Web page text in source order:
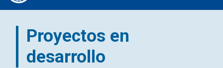
Proyectos en
desarrollo